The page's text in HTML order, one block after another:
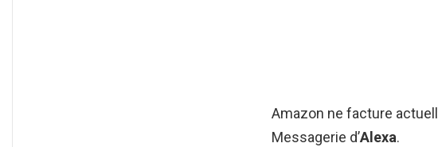
Amazon ne facture
Messagerie d’Alexa.